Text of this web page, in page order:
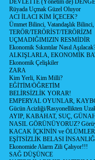
DEVLETTE (Yönetim de)
Rüyada Uçmak Güzel Oluyor
ACI İLACI KİM İÇECEK?
Ümmet Bilinci, Vatandaşlık
TERÖR/TERÖRİST/TERÖRİZM
UÇMADIĞIMIZIN RESMİDİR
Ekonomik Sıkıntılar Nasıl
ALKIŞLARLA, EKONOMİK
Ekonomik Çelişkiler
ZARA
Kim Yerli, Kim Milli?
EĞİTİM/ÖĞRETİM
BELİRSİZLİK YORAR!
EMPERYAL OYUNLAR,
Gücün Acizliği/Rasyonellikten
AYIP, KABAHAT, SUÇ,
NASIL GÖRÜNÜYORUZ?
KACAK İÇKİNİN ve
EŞİTSİZLİK BELASI
Ekonomide Alarm Zili Çalıyor!!!
SAĞ DÜŞÜNCE